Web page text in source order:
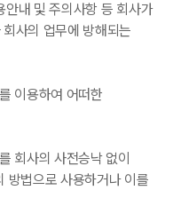
안내 및 주의사항 등 회사가
사의 업무에 방해되는
이용하여 어떠한
회사의 사전승낙 없이
방법으로 사용하거나 이를